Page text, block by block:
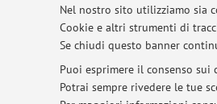
Nel nostro sito utilizziamo sia
Cookie e altri strumenti di
Se chiudi questo banner
Puoi esprimere il consenso
Potrai sempre rivedere le tue